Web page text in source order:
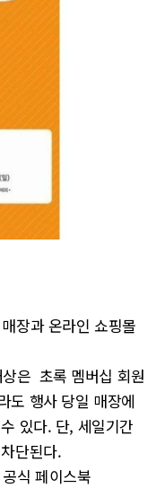
장과 온라인 쇼핑몰
은 초록 멤버십 회원
도 행사 당일 매장에
있다. 단, 세일기간
단된다.
식 페이스북